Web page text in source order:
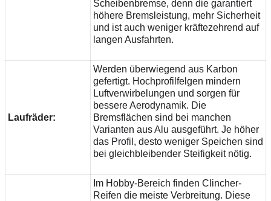
Scheibenbremse, denn die garantiert
höhere Bremsleistung, mehr Sicherheit
und ist auch weniger kräftezehrend auf
langen Ausfahrten.
Laufräder:
Werden überwiegend aus Karbon
gefertigt. Hochprofilfelgen mindern
Luftverwirbelungen und sorgen für
bessere Aerodynamik. Die
Bremsflächen sind bei manchen
Varianten aus Alu ausgeführt. Je höher
das Profil, desto weniger Speichen sind
bei gleichbleibender Steifigkeit nötig.
Im Hobby-Bereich finden Clincher-
Reifen die meiste Verbreitung. Diese